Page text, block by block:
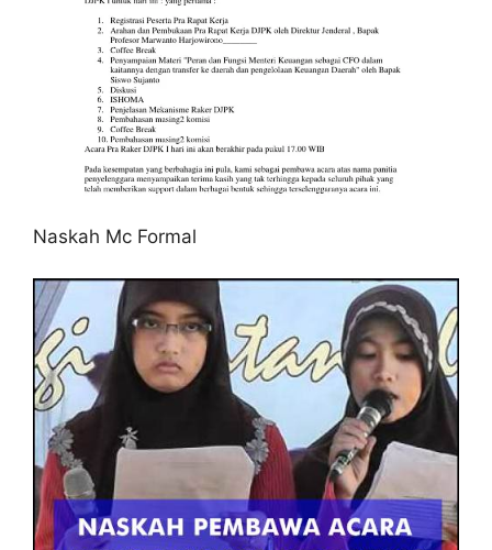
Naskah Mc Formal